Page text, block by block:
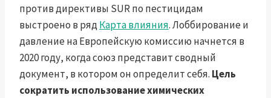
против директивы SUR по пестицидам
выстроено в рядКарта влияния. Лоббирование и
давление на Европейскую комиссию начнется в
2020 году, когда союз представит сводный
документ, в котором он определит себя. Цель
сократить использование химических